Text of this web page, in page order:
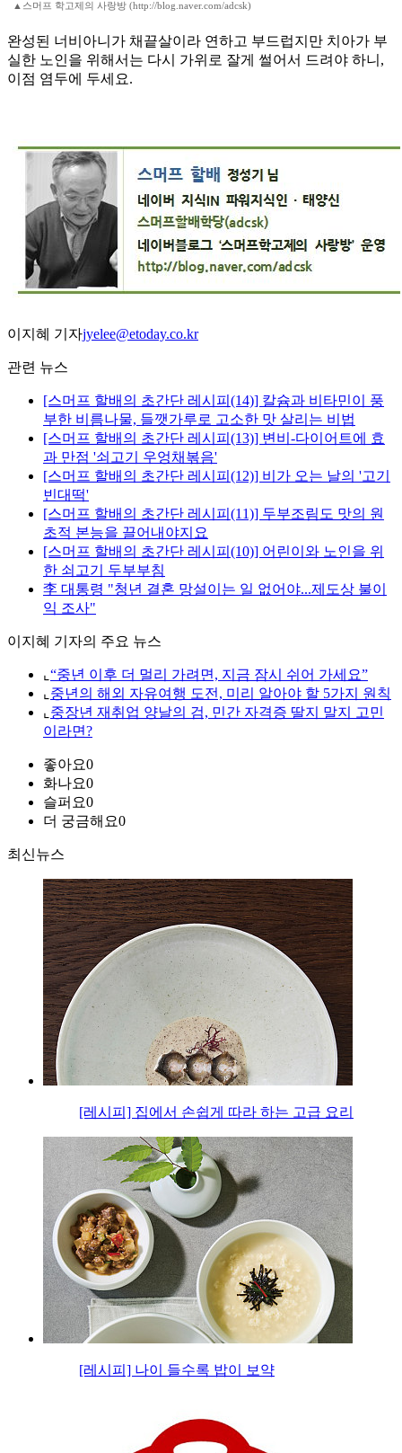
▲스머프 학고제의 사랑방 (http://blog.naver.com/adcsk)
완성된 너비아니가 채끝살이라 연하고 부드럽지만 치아가 부
실한 노인을 위해서는 다시 가위로 잘게 썰어서 드려야 하니,
이점 염두에 두세요.
이지혜 기자jyelee@etoday.co.kr
관련 뉴스
[스머프 할배의 초간단 레시피(14)] 칼슘과 비타민이 풍
부한 비름나물, 들깻가루로 고소한 맛 살리는 비법
[스머프 할배의 초간단 레시피(13)] 변비-다이어트에 효
과 만점 '쇠고기 우엉채볶음'
[스머프 할배의 초간단 레시피(12)] 비가 오는 날의 '고기
빈대떡'
[스머프 할배의 초간단 레시피(11)] 두부조림도 맛의 원
초적 본능을 끌어내야지요
[스머프 할배의 초간단 레시피(10)] 어린이와 노인을 위
한 쇠고기 두부부침
李 대통령 "청년 결혼 망설이는 일 없어야...제도상 불이
익 조사"
이지혜 기자의 주요 뉴스
⌞ “중년 이후 더 멀리 가려면, 지금 잠시 쉬어 가세요”
⌞ 중년의 해외 자유여행 도전, 미리 알아야 할 5가지 원칙
⌞ 중장년 재취업 양날의 검, 민간 자격증 딸지 말지 고민
이라면?
좋아요0
화나요0
슬퍼요0
더 궁금해요0
최신뉴스
[레시피] 집에서 손쉽게 따라 하는 고급 요리
[레시피] 나이 들수록 밥이 보약